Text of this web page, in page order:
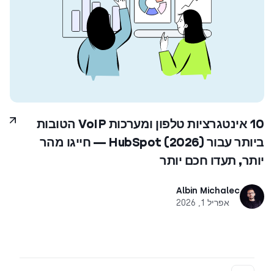
10 אינטגרציות טלפון ומערכות VoIP הטובות
ביותר עבור HubSpot (2026) — חייגו מהר
יותר, תעדו חכם יותר
Albin Michalec
אפריל 1, 2026